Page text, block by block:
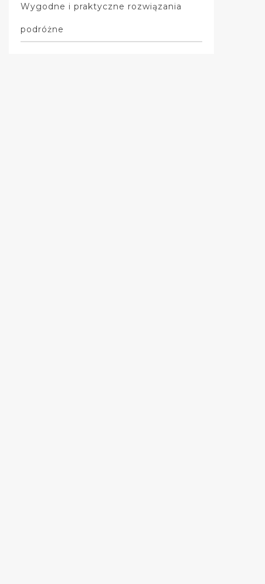
Wygodne i praktyczne rozwiązania
podróżne